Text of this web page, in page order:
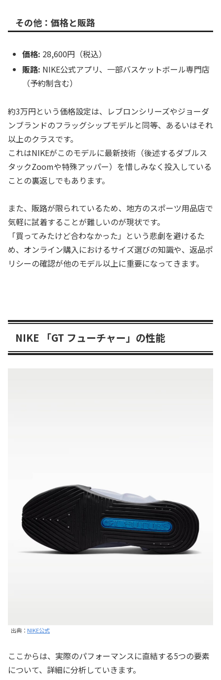
その他：価格と販路
価格: 28,600円（税込）
販路: NIKE公式アプリ、一部バスケットボール専門店
（予約制含む）
約3万円という価格設定は、レブロンシリーズやジョーダ
ンブランドのフラッグシップモデルと同等、あるいはそれ
以上のクラスです。
これはNIKEがこのモデルに最新技術（後述するダブルス
タックZoomや特殊アッパー）を惜しみなく投入している
ことの裏返しでもあります。
また、販路が限られているため、地方のスポーツ用品店で
気軽に試着することが難しいのが現状です。
「買ってみたけど合わなかった」という悲劇を避けるた
め、オンライン購入におけるサイズ選びの知識や、返品ポ
リシーの確認が他のモデル以上に重要になってきます。
NIKE 「GT フューチャー」の性能
出典： NIKE公式
ここからは、実際のパフォーマンスに直結する5つの要素
について、詳細に分析していきます。